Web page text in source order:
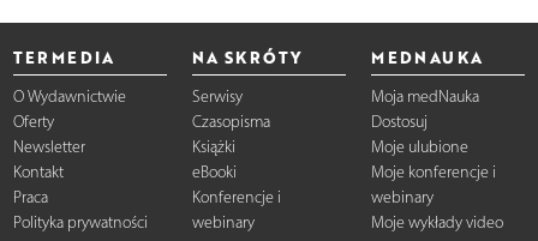
TERMEDIA
O Wydawnictwie
Oferty
Newsletter
Kontakt
Praca
Polityka prywatności
NA SKRÓTY
Serwisy
Czasopisma
Książki
eBooki
Konferencje i
webinary
MEDNAUKA
Moja medNauka
Dostosuj
Moje ulubione
Moje konferencje i
webinary
Moje wykłady video